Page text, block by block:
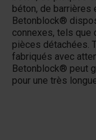
béton, de barrières
Betonblock®
connexes, tels
pièces détachées.
fabriqués avec
Betonblock® peut
pour une très